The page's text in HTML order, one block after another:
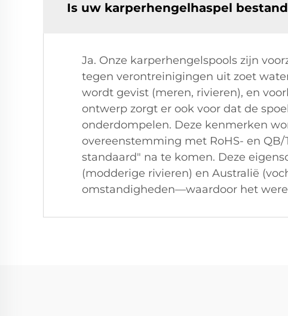
Is uw karperhengelhaspel
Ja. Onze karperhengelspools zijn
tegen verontreinigingen uit zoet
wordt gevist (meren, rivieren), en
ontwerp zorgt er ook voor dat de
onderdompelen. Deze kenmerken
overeenstemming met RoHS- en
standaard" na te komen. Deze
(modderige rivieren) en Australië
omstandigheden—waardoor het